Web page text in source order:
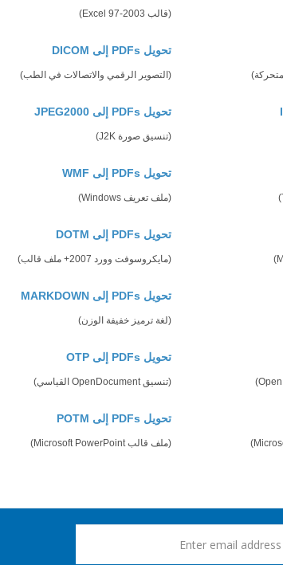
(قالب Excel 97-2003)
تحويل PDFs إلى DICOM
(التصوير الرقمي والاتصالات في الطب)
تحويل PDFs إلى JPEG2000
(تنسيق صورة J2K)
تحويل PDFs إلى WMF
(ملف تعريف Windows)
تحويل PDFs إلى DOTM
(مايكروسوفت وورد 2007+ ملف قالب)
تحويل PDFs إلى MARKDOWN
(لغة ترميز خفيفة الوزن)
تحويل PDFs إلى OTP
(تنسيق OpenDocument القياسي)
تحويل PDFs إلى POTM
(ملف قالب Microsoft PowerPoint)